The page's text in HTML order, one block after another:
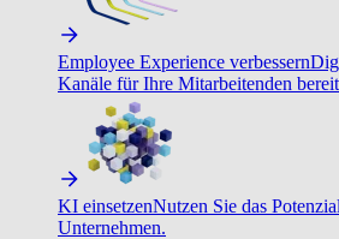
Employee Experience verbessern
Kanäle für Ihre Mitarbeitenden
KI einsetzenNutzen Sie das
Unternehmen.